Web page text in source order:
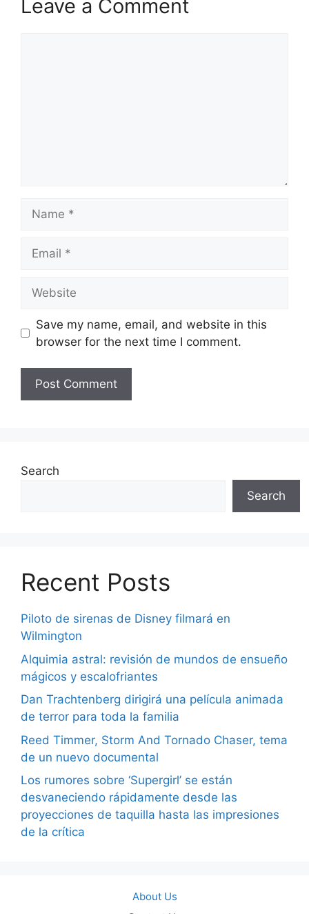
Leave a Comment
Save my name, email, and website in this
browser for the next time I comment.
Search
Search
Recent Posts
Piloto de sirenas de Disney filmará en
Wilmington
Alquimia astral: revisión de mundos de ensueño
mágicos y escalofriantes
Dan Trachtenberg dirigirá una película animada
de terror para toda la familia
Reed Timmer, Storm And Tornado Chaser, tema
de un nuevo documental
Los rumores sobre ‘Supergirl’ se están
desvaneciendo rápidamente desde las
proyecciones de taquilla hasta las impresiones
de la crítica
About Us